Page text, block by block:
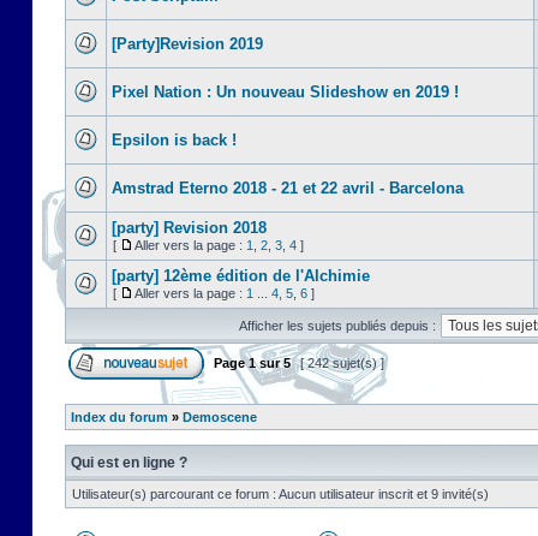
[Party]Revision 2019
Pixel Nation : Un nouveau Slideshow en 2019 !
Epsilon is back !
Amstrad Eterno 2018 - 21 et 22 avril - Barcelona
[party] Revision 2018
[ Aller vers la page : 1 2 3 4 ]
[party] 12ème édition de l'Alchimie
[ Aller vers la page : 1 4 5 6 ]
Afficher les sujets publiés depuis :
Page1sur5 [ 242 sujet(s) ]
Index du forum » Demoscene
Qui est en ligne ?
Utilisateur(s) parcourant ce forum : Aucun utilisateur inscrit et 9 invité(s)